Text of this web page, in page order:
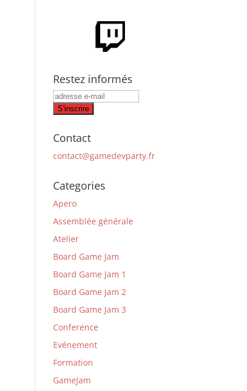
Restez informés
Contact
contact@gamedevparty.fr
Categories
Apero
Assemblée générale
Atelier
Board Game Jam
Board Game Jam 1
Board Game Jam 2
Board Game Jam 3
Conference
Evénement
Formation
GameJam